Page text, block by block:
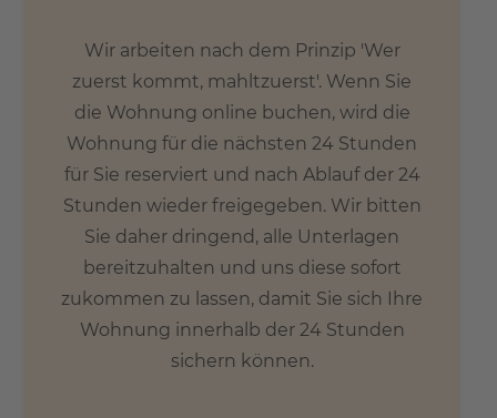
Wir arbeiten nach dem Prinzip 'Wer
zuerst kommt, mahltzuerst'. Wenn Sie
die Wohnung online buchen, wird die
Wohnung für die nächsten 24 Stunden
für Sie reserviert und nach Ablauf der 24
Stunden wieder freigegeben. Wir bitten
Sie daher dringend, alle Unterlagen
bereitzuhalten und uns diese sofort
zukommen zu lassen, damit Sie sich Ihre
Wohnung innerhalb der 24 Stunden
sichern können.